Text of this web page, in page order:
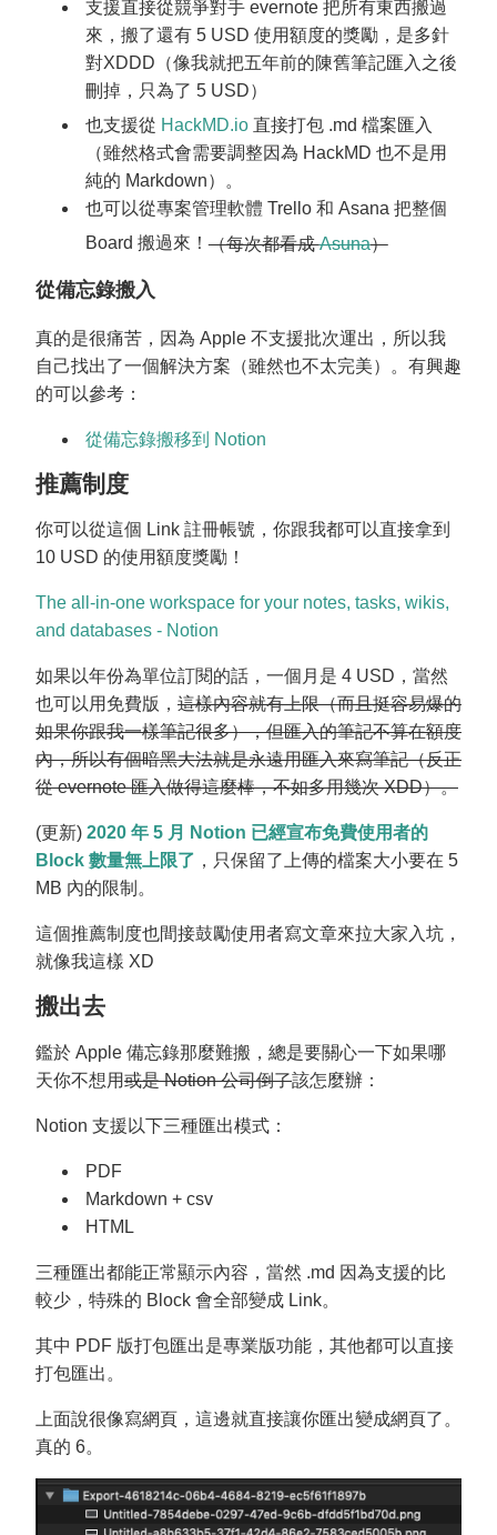
支援直接從競爭對手 evernote 把所有東西搬過
來，搬了還有 5 USD 使用額度的獎勵，是多針
對XDDD（像我就把五年前的陳舊筆記匯入之後
刪掉，只為了 5 USD）
也支援從 HackMD.io直接打包 .md 檔案匯入
（雖然格式會需要調整因為 HackMD 也不是用
純的 Markdown）。
也可以從專案管理軟體 Trello 和 Asana 把整個
Board 搬過來！（每次都看成Asuna）
從備忘錄搬入
真的是很痛苦，因為 Apple 不支援批次運出，所以我
自己找出了一個解決方案（雖然也不太完美）。有興趣
的可以參考：
從備忘錄搬移到 Notion
推薦制度
你可以從這個 Link 註冊帳號，你跟我都可以直接拿到
10 USD 的使用額度獎勵！
The all-in-one workspace for your notes, tasks, wikis,
and databases - Notion
如果以年份為單位訂閱的話，一個月是 4 USD，當然
也可以用免費版， 這樣內容就有上限（而且挺容易爆的
如果你跟我一樣筆記很多），但匯入的筆記不算在額度
內，所以有個暗黑大法就是永遠用匯入來寫筆記（反正
從 evernote 匯入做得這麼棒，不如多用幾次 XDD）。
(更新) 2020 年 5 月 Notion 已經宣布免費使用者的
Block 數量無上限了 ，只保留了上傳的檔案大小要在 5
MB 內的限制。
這個推薦制度也間接鼓勵使用者寫文章來拉大家入坑，
就像我這樣 XD
搬出去
鑑於 Apple 備忘錄那麼難搬，總是要關心一下如果哪
天你不想用或是 Notion 公司倒了該怎麼辦：
Notion 支援以下三種匯出模式：
PDF
Markdown + csv
HTML
三種匯出都能正常顯示內容，當然 .md 因為支援的比
較少，特殊的 Block 會全部變成 Link。
其中 PDF 版打包匯出是專業版功能，其他都可以直接
打包匯出。
上面說很像寫網頁，這邊就直接讓你匯出變成網頁了。
真的 6。